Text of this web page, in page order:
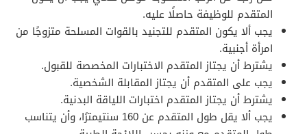
المتقدم للوظيفة حاصلًا عليه.
يجب ألا يكون المتقدم للتجنيد بالقوات المسلحة متزوجًا من
امرأة أجنبية.
يشترط أن يجتاز المتقدم الاختبارات المخصصة للقبول.
يجب على المتقدم أن يجتاز المقابلة الشخصية.
يشترط أن يجتاز المتقدم اختبارات اللياقة البدنية.
يجب ألا يقل طول المتقدم عن 160 سنتيمترًا، وأن يتناسب